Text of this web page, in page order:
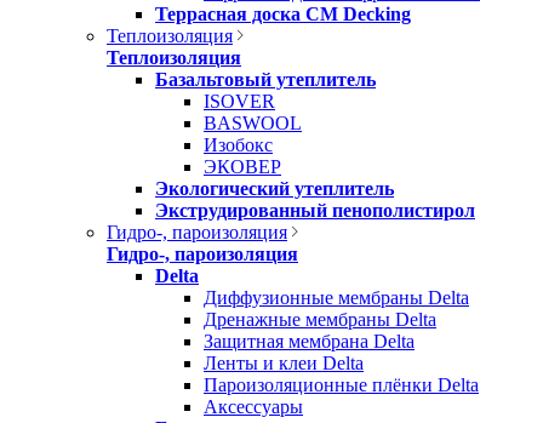
Террасная доска CM Decking
Теплоизоляция
Теплоизоляция
Базальтовый утеплитель
ISOVER
BASWOOL
Изобокс
ЭКОВЕР
Экологический утеплитель
Экструдированный пенополистирол
Гидро-, пароизоляция
Гидро-, пароизоляция
Delta
Диффузионные мембраны Delta
Дренажные мембраны Delta
Защитная мембрана Delta
Ленты и клеи Delta
Пароизоляционные плёнки Delta
Аксессуары